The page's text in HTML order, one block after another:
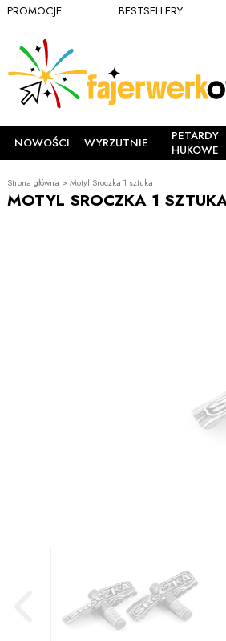
PROMOCJE BESTSELLERY
NOWOŚCI WYRZUTNIE
PETARDY
HUKOWE
Strona główna >Motyl Sroczka 1 sztuka
MOTYL SROCZKA 1